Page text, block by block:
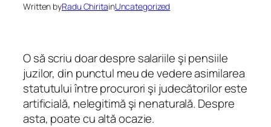
Written byRadu ChiritainUncategorized
O să scriu doar despre salariile şi pensiile
juzilor, din punctul meu de vedere asimilarea
statutului între procurori şi judecătorilor este
artificială, nelegitimă şi nenaturală. Despre
asta, poate cu altă ocazie.